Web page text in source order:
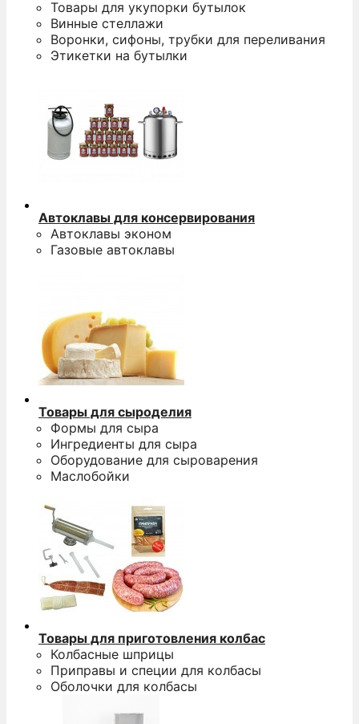
Товары для укупорки бутылок
Винные стеллажи
Воронки, сифоны, трубки для переливания
Этикетки на бутылки
Автоклавы для консервирования
Автоклавы эконом
Газовые автоклавы
Товары для сыроделия
Формы для сыра
Ингредиенты для сыра
Оборудование для сыроварения
Маслобойки
Товары для приготовления колбас
Колбасные шприцы
Приправы и специи для колбасы
Оболочки для колбасы